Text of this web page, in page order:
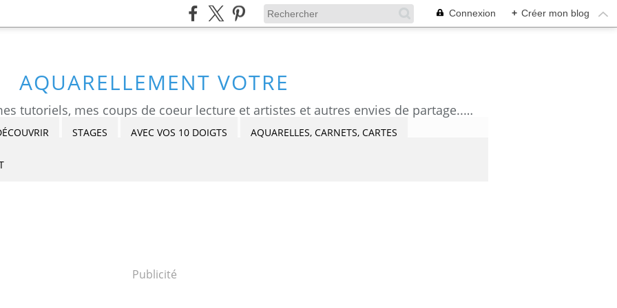
Connexion + Créer mon blog
AQUARELLEMENT VOTRE
découvrez mes aquarelles, mes tutoriels, mes coups de coeur lecture et artistes et autres envies de partage....Céline Castaingt-T.
STAGES AVEC VOS 10 DOIGTS AQUARELLES, CARNETS, CARTES
Publicité